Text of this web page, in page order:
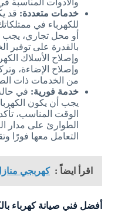
خدمات متعددة: قد
للكهرباء في
أو محل تجاري، يجب
بالقدرة على توفير
وإصلاح الأسلاك
وإصلاح الإضاءة،
من الخدمات ذات
خدمة فورية: في
يجب أن يكون
الوقت المناسب،
الطوارئ على مدار
التعامل معها فورًا
اقرأ ايضاً : كهربجي
أفضل فني صيانة كهرباء بالكويت